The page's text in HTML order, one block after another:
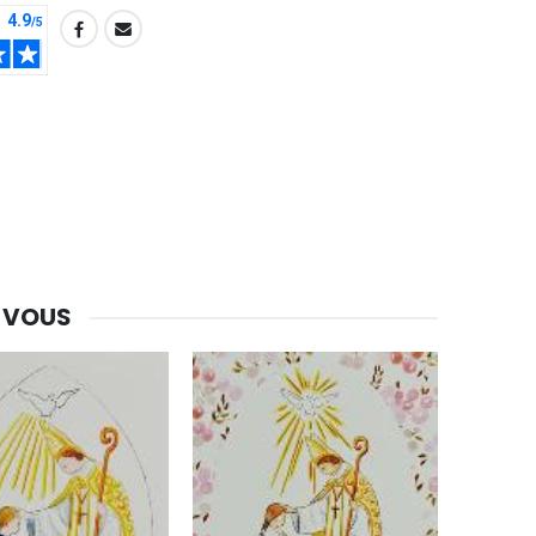
€10.00
€12.00 €9.60
€7.90